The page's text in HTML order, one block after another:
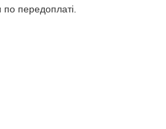
по передоплаті.